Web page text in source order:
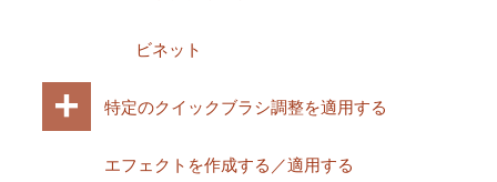
ビネット
特定のクイックブラシ調整を適用する
エフェクトを作成する／適用する